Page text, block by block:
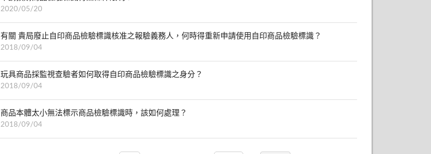
2020/05/20
有關 貴局廢止自印商品檢驗標識核准之報驗義務人，何時得重新申請使用自印商品檢驗標識？
2018/09/04
玩具商品採監視查驗者如何取得自印商品檢驗標識之身分？
2018/09/04
商品本體太小無法標示商品檢驗標識時，該如何處理？
2018/09/04